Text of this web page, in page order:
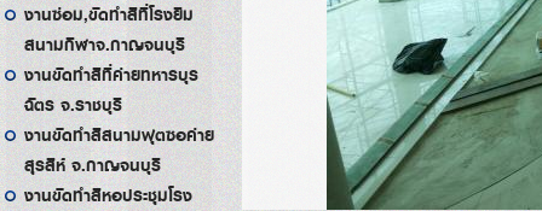
งานซ่อม,ขัดทำสีที่โรงยิม
สนามกีฬาจ.กาญจนบุรี
งานขัดทำสีที่ค่ายทหารบุร
ฉัตร จ.ราชบุรี
งานขัดทำสีสนามฟุตซอค่าย
สุรสีห์ จ.กาญจนบุรี
งานขัดทำสีหอประชุมโรง